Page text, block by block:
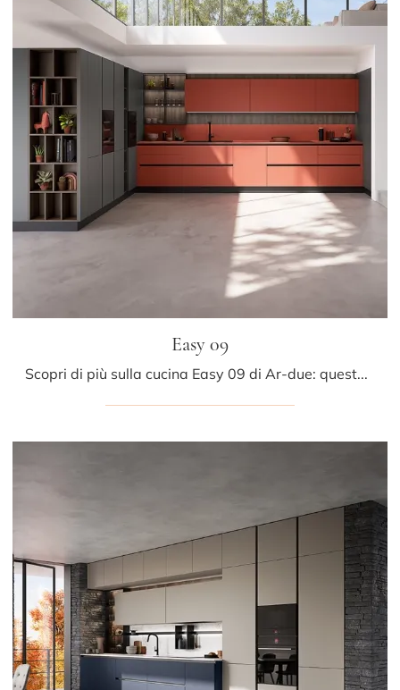
Easy 09
Scopri di più sulla cucina Easy 09 di Ar-due: questa soluzione in melaminico sarà l'acquisto ideale per te!